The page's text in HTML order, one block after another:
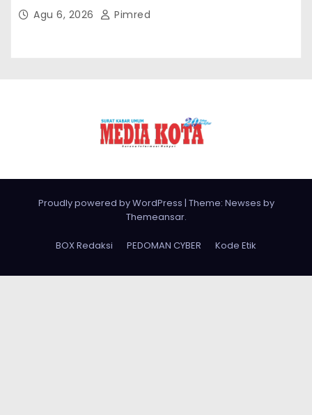
Agu 6, 2026 Pimred
Proudly powered by WordPress | Theme: Newses by
Themeansar.
BOX Redaksi PEDOMAN CYBER Kode Etik